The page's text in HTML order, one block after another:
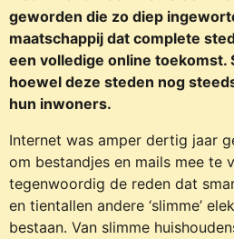
geworden die zo diep
maatschappij dat complete
een volledige online toekomst.
hoewel deze steden nog
hun inwoners.
Internet was amper dertig jaar
om bestandjes en mails mee te
tegenwoordig de reden dat
en tientallen andere ‘slimme’
bestaan. Van slimme